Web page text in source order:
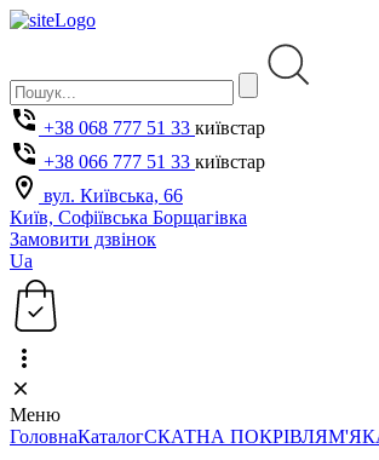
+38 068 777 51 33 київстар
+38 066 777 51 33 київстар
вул. Київська, 66
Київ, Софіївська Борщагівка
Замовити дзвінок
Ua
Меню
ГоловнаКаталогСКАТНА ПОКРІВЛЯ